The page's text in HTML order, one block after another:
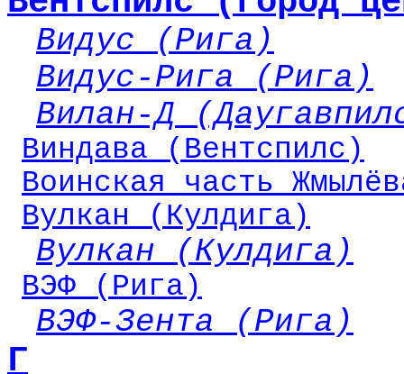
Видус (Рига)
Видус-Рига (Рига)
Вилан-Д
Виндава (Вентспилс)
Воинская часть
Вулкан (Кулдига)
Вулкан (Кулдига)
ВЭФ (Рига)
ВЭФ-Зента (Рига)
Г